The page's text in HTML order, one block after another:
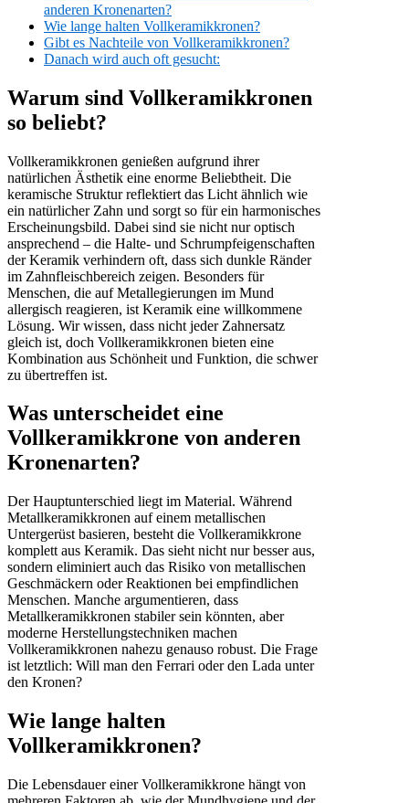
anderen Kronenarten?
Wie lange halten Vollkeramikkronen?
Gibt es Nachteile von Vollkeramikkronen?
Danach wird auch oft gesucht:
Warum sind Vollkeramikkronen
so beliebt?
Vollkeramikkronen genießen aufgrund ihrer
natürlichen Ästhetik eine enorme Beliebtheit. Die
keramische Struktur reflektiert das Licht ähnlich wie
ein natürlicher Zahn und sorgt so für ein harmonisches
Erscheinungsbild. Dabei sind sie nicht nur optisch
ansprechend – die Halte- und Schrumpfeigenschaften
der Keramik verhindern oft, dass sich dunkle Ränder
im Zahnfleischbereich zeigen. Besonders für
Menschen, die auf Metallegierungen im Mund
allergisch reagieren, ist Keramik eine willkommene
Lösung. Wir wissen, dass nicht jeder Zahnersatz
gleich ist, doch Vollkeramikkronen bieten eine
Kombination aus Schönheit und Funktion, die schwer
zu übertreffen ist.
Was unterscheidet eine
Vollkeramikkrone von anderen
Kronenarten?
Der Hauptunterschied liegt im Material. Während
Metallkeramikkronen auf einem metallischen
Untergerüst basieren, besteht die Vollkeramikkrone
komplett aus Keramik. Das sieht nicht nur besser aus,
sondern eliminiert auch das Risiko von metallischen
Geschmäckern oder Reaktionen bei empfindlichen
Menschen. Manche argumentieren, dass
Metallkeramikkronen stabiler sein könnten, aber
moderne Herstellungstechniken machen
Vollkeramikkronen nahezu genauso robust. Die Frage
ist letztlich: Will man den Ferrari oder den Lada unter
den Kronen?
Wie lange halten
Vollkeramikkronen?
Die Lebensdauer einer Vollkeramikkrone hängt von